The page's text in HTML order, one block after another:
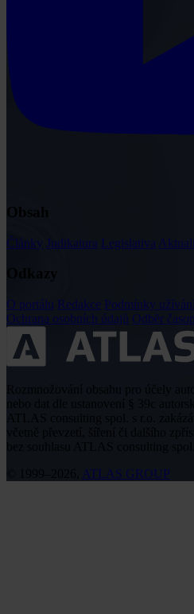
Články Judikatura Legislativa
O portálu Redakce Podmínky
Ochrana osobních údajů Odběr
včetně převzetí, šíření či dalšího
ATLAS GROUP